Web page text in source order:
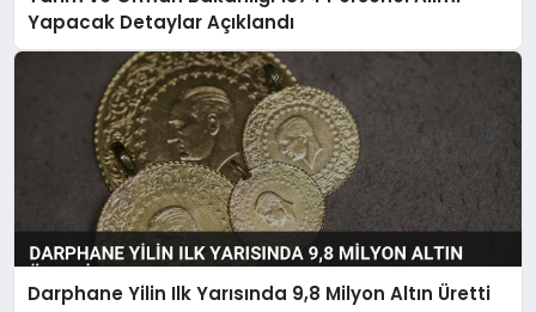
Yapacak Detaylar Açıklandı
Darphane Yilin Ilk Yarısında 9,8 Milyon Altın Üretti